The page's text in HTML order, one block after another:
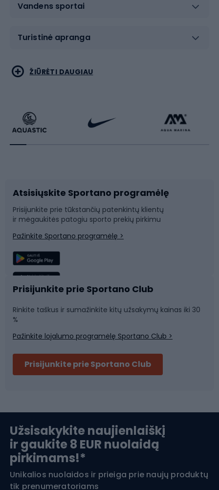
Vandens sportai
Turistinė apranga
Bėgimas
Dviratininkų apranga
Dviračių dalys
Laipiojimas
Žvejyba
Sportinė medicina
Koviniai sportai
Rakečių sportas
Rogutės ir čiuožynės
Snieglenčių sportas
Plaukimas
Komandinis sportas
Slidinėjimas
Apranga žiemos sportui
Šiaurietiškas ėjimas
ŽIŪRĖTI DAUGIAU
Atsisiųskite Sportano programėlę
Prisijunkite prie tūkstančių patenkintų klientų
ir mėgaukitės patogiu sporto prekių pirkimu
Pažinkite Sportano programėlę >
Prisijunkite prie Sportano Club
Rinkite taškus ir sumažinkite kitų užsakymų kainas iki 30
%
Pažinkite lojalumo programėlę Sportano Club >
Prisijunkite prie Sportano Club
Užsisakykite naujienlaiškį
ir gaukite 8 EUR nuolaidą
pirkimams!*
Unikalios nuolaidos ir prieiga prie naujų produktų
tik prenumeratoriams